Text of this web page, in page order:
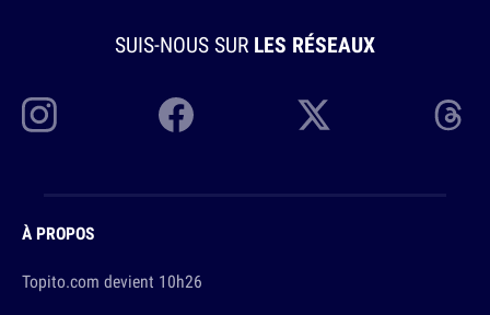
SUIS-NOUS SUR LES RÉSEAUX
À PROPOS
Topito.com devient 10h26